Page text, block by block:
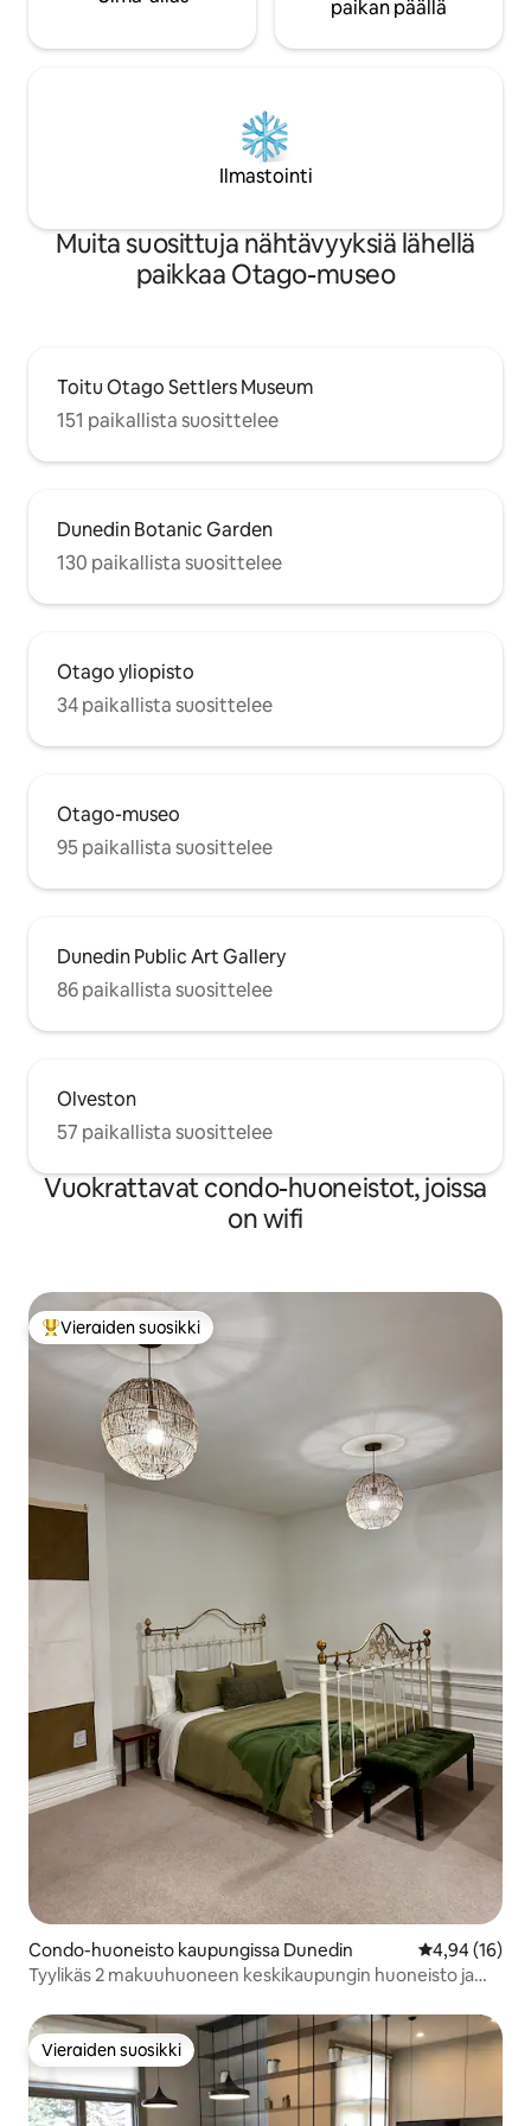
paikan päällä
Ilmastointi
Muita suosittuja nähtävyyksiä lähellä
paikkaa Otago-museo
Toitu Otago Settlers Museum
151 paikallista suosittelee
Dunedin Botanic Garden
130 paikallista suosittelee
Otago yliopisto
34 paikallista suosittelee
Otago-museo
95 paikallista suosittelee
Dunedin Public Art Gallery
86 paikallista suosittelee
Olveston
57 paikallista suosittelee
Vuokrattavat condo-huoneistot, joissa
on wifi
Vieraiden suosikkien parhaimmistoa
Vieraiden suosikki
Condo-huoneisto kaupungissa Dunedin
4,94 (16)
Tyylikäs 2 makuuhuoneen keskikaupungin huoneisto ja
Vieraiden suosikki
Vieraiden suosikki